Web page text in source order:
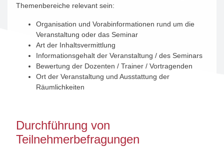
Themenbereiche relevant sein:
Organisation und Vorabinformationen rund um die
Veranstaltung oder das Seminar
Art der Inhaltsvermittlung
Informationsgehalt der Veranstaltung / des Seminars
Bewertung der Dozenten / Trainer / Vortragenden
Ort der Veranstaltung und Ausstattung der
Räumlichkeiten
Durchführung von
Teilnehmerbefragungen